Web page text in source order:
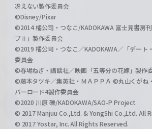
冴えない製作委員会
©Disney/Pixar
©2014 橘公司・つなこ/KADOKAWA 富士見書房
ブⅡ」製作委員会
©2019 橘公司・つなこ／KADOKAWA／「デー
委員会
©春場ねぎ・講談社／映画「五等分の花嫁」製作
©藤本タツキ／集英社・ＭＡＰＰＡ ©丸山くがね
バーロード4製作委員会
©2020 川原 礫/KADOKAWA/SAO-P Project
© 2017 Manjuu Co.,Ltd. & YongShi Co.,Ltd. All
© 2017 Yostar, Inc. All Rights Reserved.